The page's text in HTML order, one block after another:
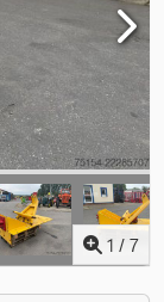
1 / 7